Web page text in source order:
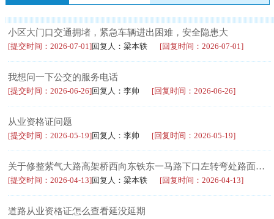
小区大门口交通拥堵，紧急车辆进出困难，安全隐患大
[提交时间：2026-07-01]回复人：梁本轶 [回复时间：2026-07-01]
我想问一下公交的服务电话
[提交时间：2026-06-26]回复人：李帅 [回复时间：2026-06-26]
从业资格证问题
[提交时间：2026-05-19]回复人：李帅 [回复时间：2026-05-19]
关于修整紫气大路高架桥西向东铁东一马路下口左转弯处路面坑洼的建议
[提交时间：2026-04-13]回复人：梁本轶 [回复时间：2026-04-13]
道路从业资格证怎么查看延没延期